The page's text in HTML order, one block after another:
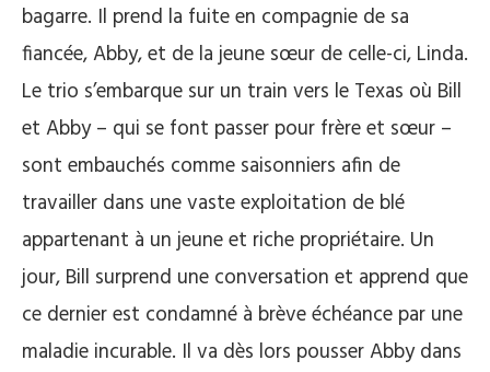
bagarre. Il prend la fuite en compagnie de sa
fiancée, Abby, et de la jeune sœur de celle-ci, Linda.
Le trio s’embarque sur un train vers le Texas où Bill
et Abby – qui se font passer pour frère et sœur –
sont embauchés comme saisonniers afin de
travailler dans une vaste exploitation de blé
appartenant à un jeune et riche propriétaire. Un
jour, Bill surprend une conversation et apprend que
ce dernier est condamné à brève échéance par une
maladie incurable. Il va dès lors pousser Abby dans